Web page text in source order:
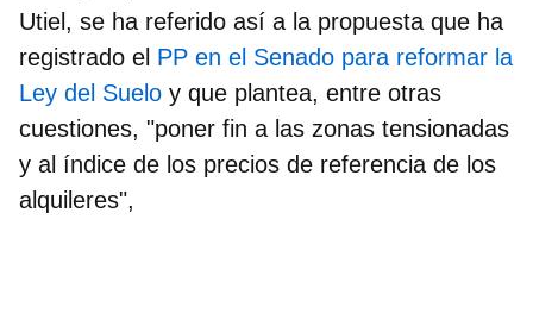
Utiel, se ha referido así a la propuesta que ha
registrado el PP en el Senado para reformar la
Ley del Suelo y que plantea, entre otras
cuestiones, "poner fin a las zonas tensionadas
y al índice de los precios de referencia de los
alquileres",